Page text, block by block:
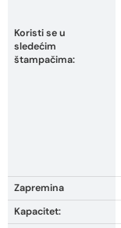
Koristi se u
sledećim
štampačima:
Zapremina
Kapacitet: